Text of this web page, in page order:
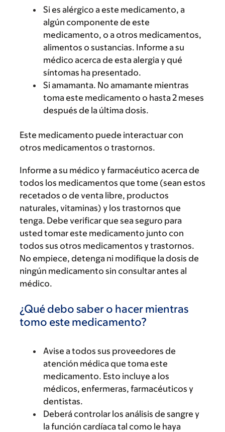
Si es alérgico a este medicamento, a
algún componente de este
medicamento, o a otros medicamentos,
alimentos o sustancias. Informe a su
médico acerca de esta alergia y qué
síntomas ha presentado.
Si amamanta. No amamante mientras
toma este medicamento o hasta 2 meses
después de la última dosis.
Este medicamento puede interactuar con
otros medicamentos o trastornos.
Informe a su médico y farmacéutico acerca de
todos los medicamentos que tome (sean estos
recetados o de venta libre, productos
naturales, vitaminas) y los trastornos que
tenga. Debe verificar que sea seguro para
usted tomar este medicamento junto con
todos sus otros medicamentos y trastornos.
No empiece, detenga ni modifique la dosis de
ningún medicamento sin consultar antes al
médico.
¿Qué debo saber o hacer mientras
tomo este medicamento?
Avise a todos sus proveedores de
atención médica que toma este
medicamento. Esto incluye a los
médicos, enfermeras, farmacéuticos y
dentistas.
Deberá controlar los análisis de sangre y
la función cardíaca tal como le haya